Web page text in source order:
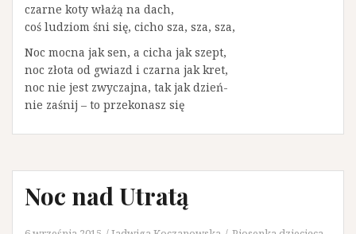
czarne koty włażą na dach,
coś ludziom śni się, cicho sza, sza, sza,
Noc mocna jak sen, a cicha jak szept,
noc złota od gwiazd i czarna jak kret,
noc nie jest zwyczajna, tak jak dzień-
nie zaśnij – to przekonasz się
Noc nad Utratą